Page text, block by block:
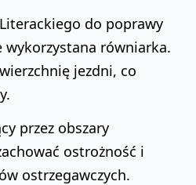
do poprawy
równiarka.
jezdni, co
przez obszary
ostrożność i
ostrzegawczych.